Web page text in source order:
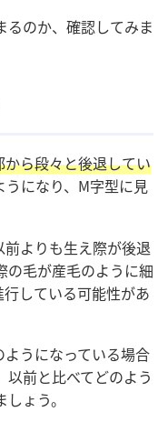
るのか、確認してみま
ら段々と後退してい
になり、M字型に見
よりも生え際が後退
の毛が産毛のように細
している可能性があ
うになっている場合
前と比べてどのよう
ょう。